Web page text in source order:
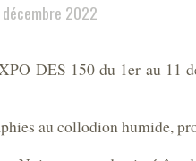
décembre 2022
DES 150 du 1er au
au collodion humide,